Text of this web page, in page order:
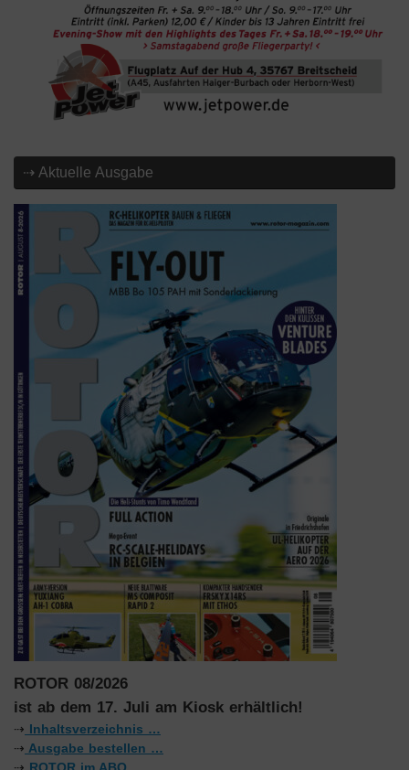
⇢ Aktuelle Ausgabe
ROTOR 08/2026
ist ab dem 17. Juli am Kiosk erhältlich!
⇢ Inhaltsverzeichnis …
⇢ Ausgabe bestellen …